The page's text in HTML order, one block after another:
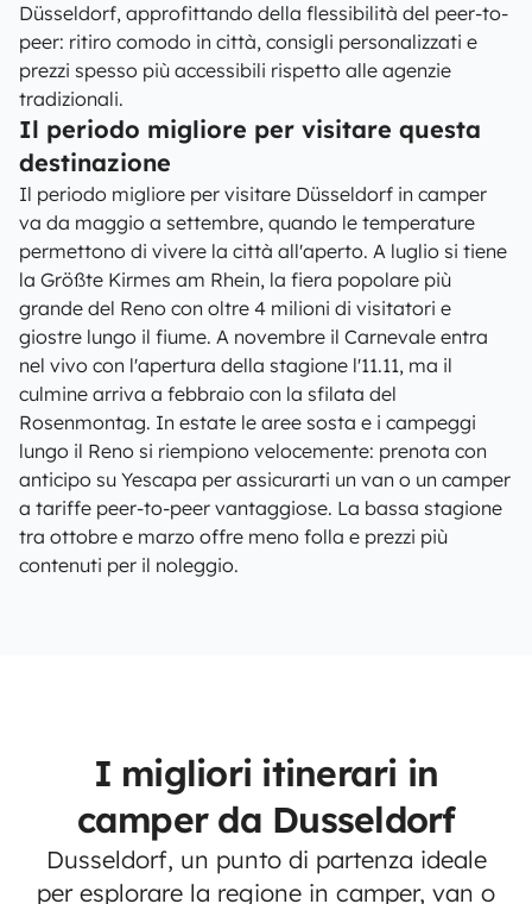
Düsseldorf, approfittando della flessibilità del peer-to-
peer: ritiro comodo in città, consigli personalizzati e
prezzi spesso più accessibili rispetto alle agenzie
tradizionali.
Il periodo migliore per visitare questa
destinazione
Il periodo migliore per visitare Düsseldorf in camper
va da maggio a settembre, quando le temperature
permettono di vivere la città all'aperto. A luglio si tiene
la Größte Kirmes am Rhein, la fiera popolare più
grande del Reno con oltre 4 milioni di visitatori e
giostre lungo il fiume. A novembre il Carnevale entra
nel vivo con l'apertura della stagione l'11.11, ma il
culmine arriva a febbraio con la sfilata del
Rosenmontag. In estate le aree sosta e i campeggi
lungo il Reno si riempiono velocemente: prenota con
anticipo su Yescapa per assicurarti un van o un camper
a tariffe peer-to-peer vantaggiose. La bassa stagione
tra ottobre e marzo offre meno folla e prezzi più
contenuti per il noleggio.
I migliori itinerari in
camper da Dusseldorf
Dusseldorf, un punto di partenza ideale
per esplorare la regione in camper, van o